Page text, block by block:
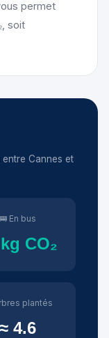
permet
soit
Cannes et
En bus
CO₂
plantés
≈ 4.6